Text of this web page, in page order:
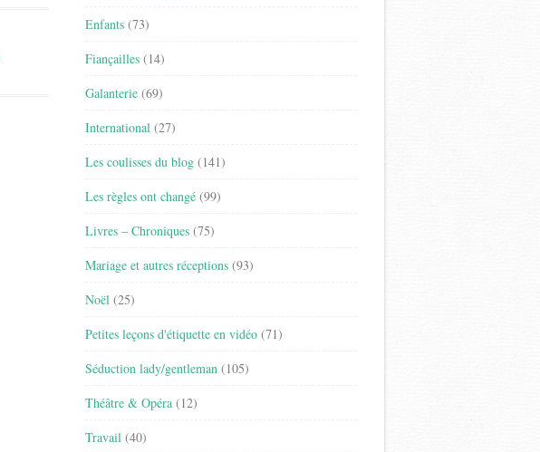
Enfants (73)
Fiançailles (14)
Galanterie (69)
International (27)
Les coulisses du blog (141)
Les règles ont changé (99)
Livres – Chroniques (75)
Mariage et autres réceptions (93)
Noël (25)
Petites leçons d'étiquette en vidéo (71)
Séduction lady/gentleman (105)
Théâtre & Opéra (12)
Travail (40)